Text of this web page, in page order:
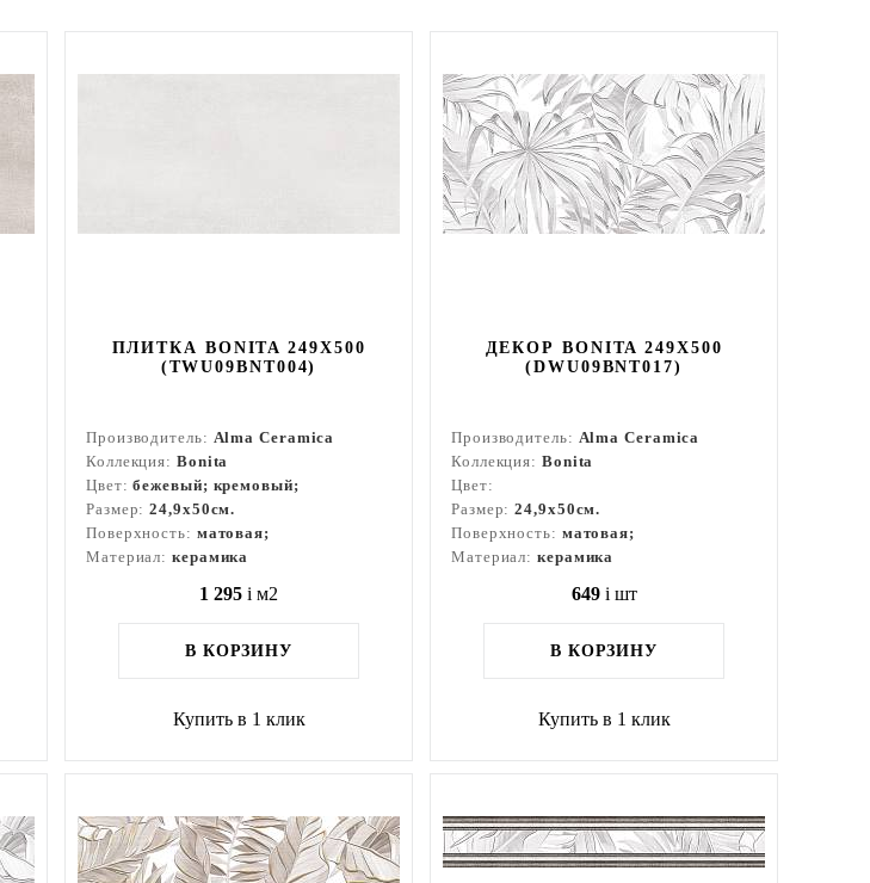
ПЛИТКА BONITA 249X500
(TWU09BNT004)
Производитель: Alma Ceramica
Коллекция: Bonita
Цвет:бежевый; кремовый;
Размер:24,9x50см.
Поверхность: матовая;
Материал: керамика
1 295 i м2
В КОРЗИНУ
Купить в 1 клик
ДЕКОР BONITA 249X500
(DWU09BNT017)
Производитель: Alma Ceramica
Коллекция: Bonita
Цвет:
Размер:24,9x50см.
Поверхность: матовая;
Материал: керамика
649 i шт
В КОРЗИНУ
Купить в 1 клик